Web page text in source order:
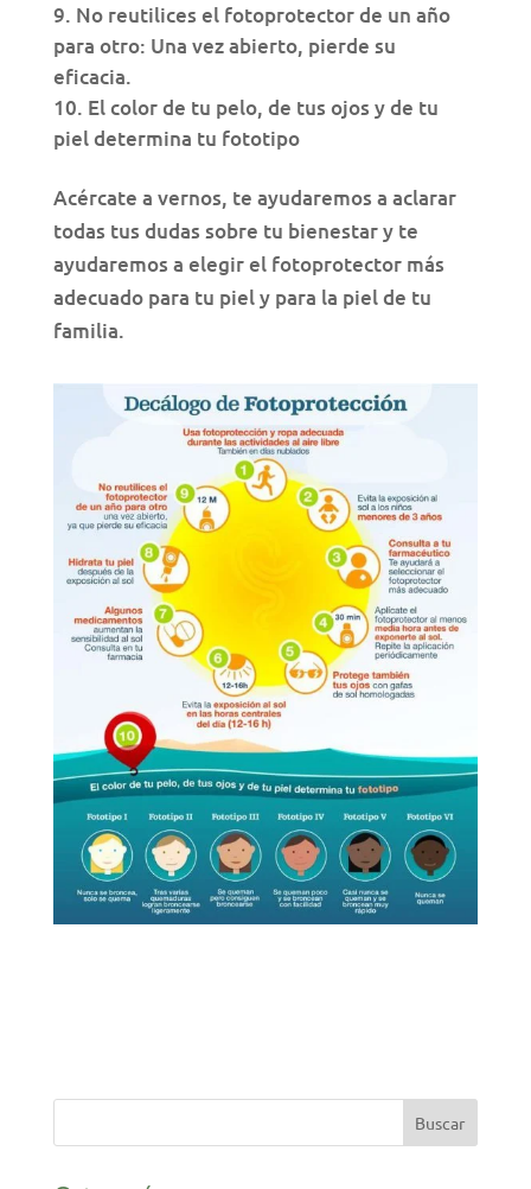
No reutilices el fotoprotector de un año
para otro: Una vez abierto, pierde su
eficacia.
El color de tu pelo, de tus ojos y de tu
piel determina tu fototipo
Acércate a vernos, te ayudaremos a aclarar
todas tus dudas sobre tu bienestar y te
ayudaremos a elegir el fotoprotector más
adecuado para tu piel y para la piel de tu
familia.